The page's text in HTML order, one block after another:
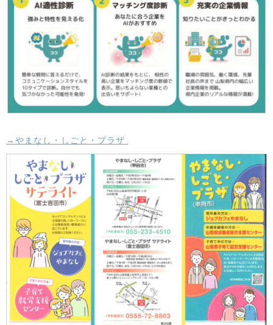
→ やまなし・しごと・プラザ